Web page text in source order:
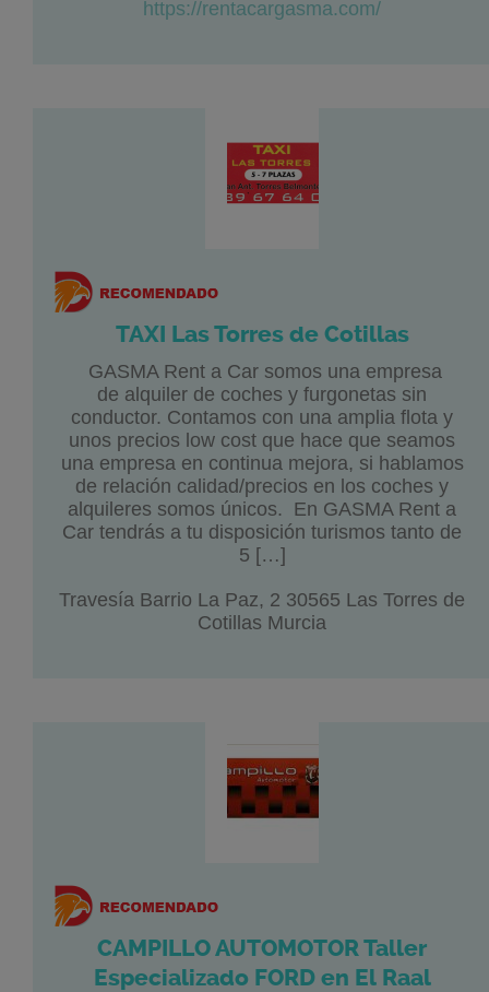
https://rentacargasma.com/
TAXI Las Torres de Cotillas
GASMA Rent a Car somos una empresa
de alquiler de coches y furgonetas sin
conductor. Contamos con una amplia flota y
unos precios low cost que hace que seamos
una empresa en continua mejora, si hablamos
de relación calidad/precios en los coches y
alquileres somos únicos. En GASMA Rent a
Car tendrás a tu disposición turismos tanto de
5 […]
Travesía Barrio La Paz, 2 30565 Las Torres de
Cotillas Murcia
CAMPILLO AUTOMOTOR Taller
Especializado FORD en El Raal